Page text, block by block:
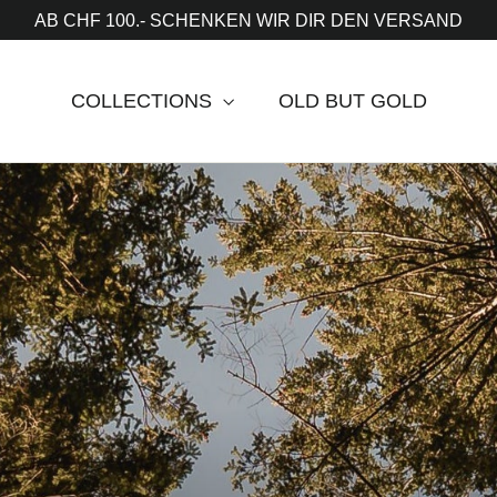
AB CHF 100.- SCHENKEN WIR DIR DEN VERSAND
COLLECTIONS OLD BUT GOLD